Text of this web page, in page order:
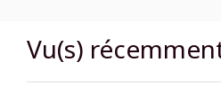
Vu(s)